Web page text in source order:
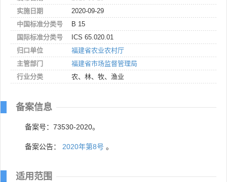
实施日期
2020-09-29
中国标准分类号
B 15
国际标准分类号
ICS 65.020.01
归口单位
福建省农业农村厅
主管部门
福建省市场监督管理局
行业分类
农、林、牧、渔业
备案信息
备案号：73530-2020。
备案公告： 2020年第8号 。
适用范围